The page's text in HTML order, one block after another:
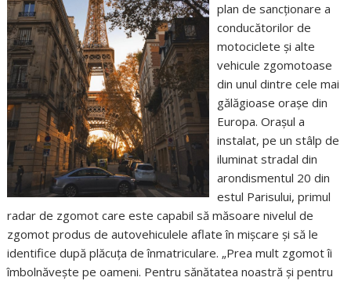
plan de sancţionare a
conducătorilor de
motociclete şi alte
vehicule zgomotoase
din unul dintre cele mai
gălăgioase oraşe din
Europa. Oraşul a
instalat, pe un stâlp de
iluminat stradal din
arondismentul 20 din
estul Parisului, primul
radar de zgomot care este capabil să măsoare nivelul de
zgomot produs de autovehiculele aflate în mişcare şi să le
identifice după plăcuţa de înmatriculare. „Prea mult zgomot îi
îmbolnăveşte pe oameni. Pentru sănătatea noastră şi pentru